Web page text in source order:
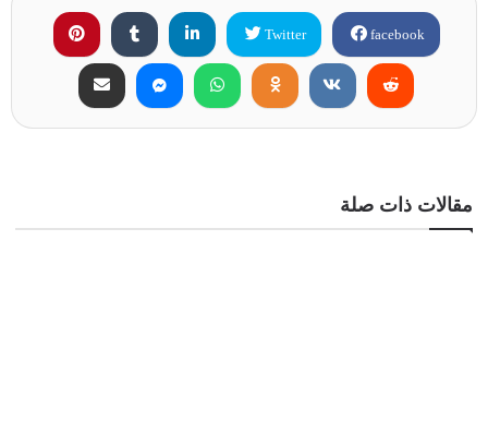
facebook
Twitter
مقالات ذات صلة